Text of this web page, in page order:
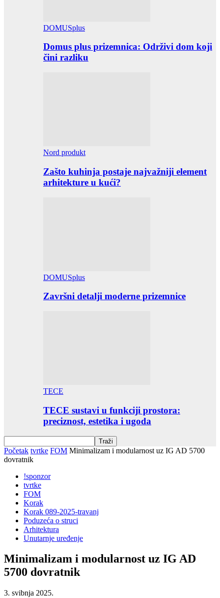
DOMUSplus
Domus plus prizemnica: Održivi dom koji
čini razliku
Nord produkt
Zašto kuhinja postaje najvažniji element
arhitekture u kući?
DOMUSplus
Završni detalji moderne prizemnice
TECE
TECE sustavi u funkciji prostora:
preciznost, estetika i ugoda
Početak tvrtke FOM Minimalizam i modularnost uz IG AD 5700
dovratnik
!sponzor
tvrtke
FOM
Korak
Korak 089-2025-travanj
Poduzeća o struci
Arhitektura
Unutarnje uređenje
Minimalizam i modularnost uz IG AD
5700 dovratnik
3. svibnja 2025.